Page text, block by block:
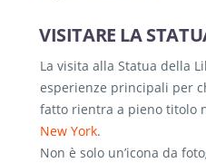
VISITARE LA
La visita alla Statua della
esperienze principali per
fatto rientra a pieno titolo
New York.
Non è solo un’icona da